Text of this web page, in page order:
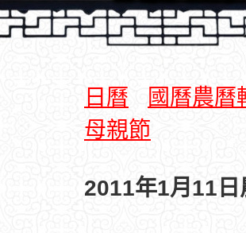
日曆 國曆農曆
母親節
2011年1月11日